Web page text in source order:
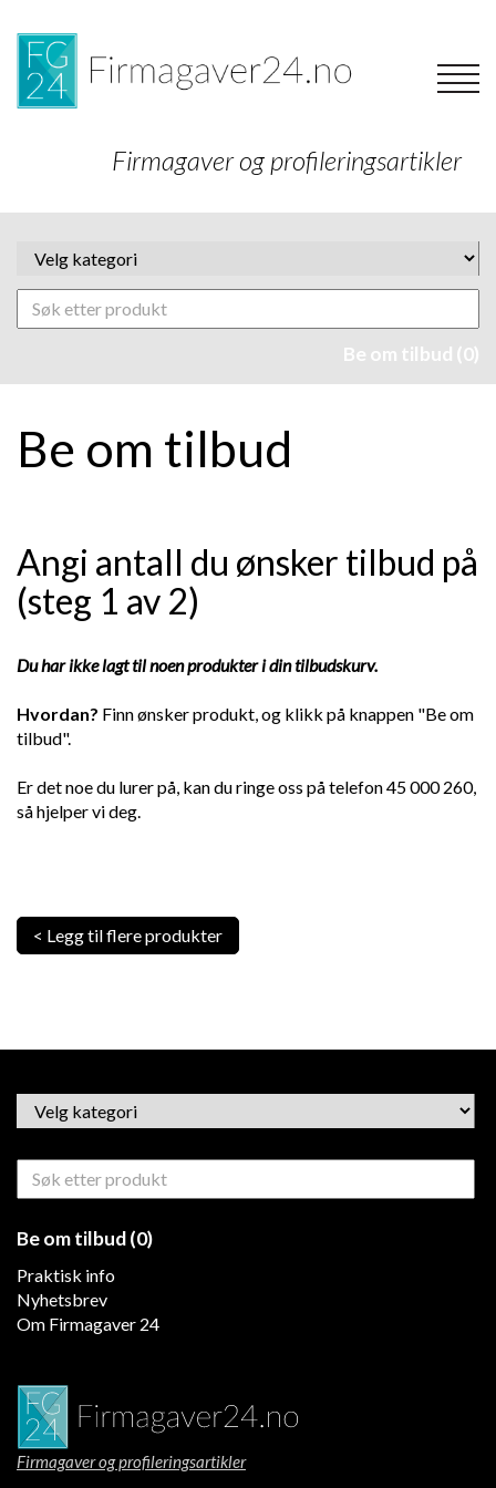
Firmagaver og profileringsartikler
Be om tilbud (0)
Be om tilbud
Angi antall du ønsker tilbud på
(steg 1 av 2)
Du har ikke lagt til noen produkter i din tilbudskurv.
Hvordan? Finn ønsker produkt, og klikk på knappen "Be om
tilbud".
Er det noe du lurer på, kan du ringe oss på telefon 45 000 260,
så hjelper vi deg.
< Legg til flere produkter
Be om tilbud (0)
Praktisk info
Nyhetsbrev
Om Firmagaver 24
Firmagaver og profileringsartikler